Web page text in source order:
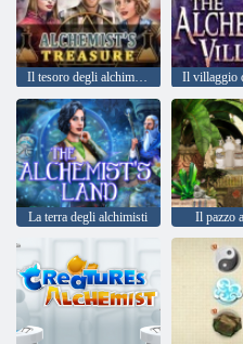
Il tesoro degli alchimisti
La terra degli alchimisti Il pazzo